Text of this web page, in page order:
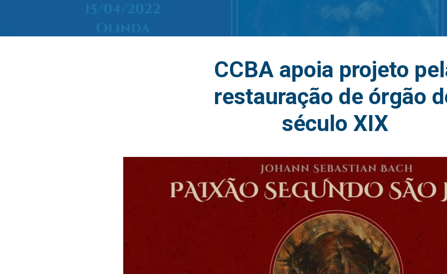
CCBA apoia projeto
restauração de órgão
século XIX